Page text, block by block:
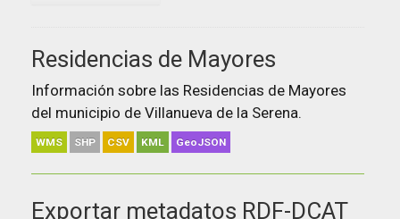
Residencias de Mayores
Información sobre las Residencias de Mayores
del municipio de Villanueva de la Serena.
WMS SHP CSV KML GeoJSON
Exportar metadatos RDF-DCAT